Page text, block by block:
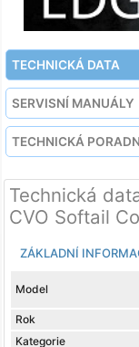
TECHNICKÁ DATA
SERVISNÍ MANUÁLY
TECHNICKÁ
Technická
CVO Softail
ZÁKLADNÍ
Model
Rok
Kategorie